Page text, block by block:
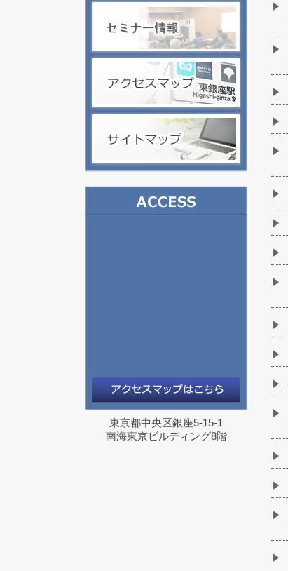
東京都中央区銀座5-15-1
南海東京ビルディング8階